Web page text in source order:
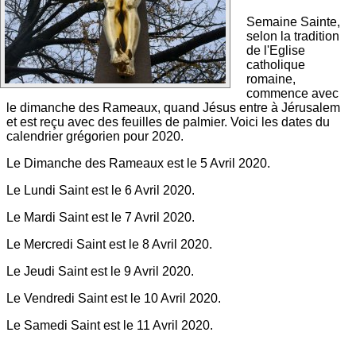
Semaine Sainte,
selon la tradition
de l'Eglise
catholique
romaine,
commence avec
le dimanche des Rameaux, quand Jésus entre à Jérusalem
et est reçu avec des feuilles de palmier. Voici les dates du
calendrier grégorien pour 2020.
Le Dimanche des Rameaux est le 5 Avril 2020.
Le Lundi Saint est le 6 Avril 2020.
Le Mardi Saint est le 7 Avril 2020.
Le Mercredi Saint est le 8 Avril 2020.
Le Jeudi Saint est le 9 Avril 2020.
Le Vendredi Saint est le 10 Avril 2020.
Le Samedi Saint est le 11 Avril 2020.